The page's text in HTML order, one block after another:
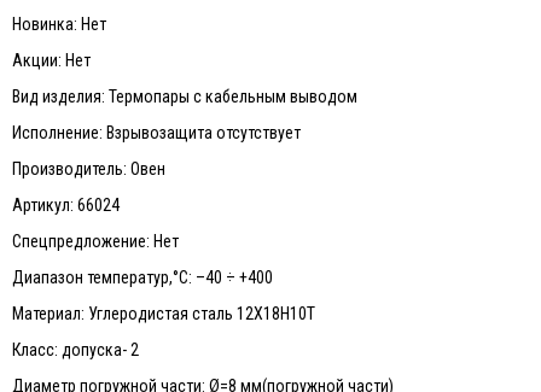
Новинка: Нет
Акции: Нет
Вид изделия: Термопары с кабельным выводом
Исполнение: Взрывозащита отсутствует
Производитель: Овен
Артикул: 66024
Спецпредложение: Нет
Диапазон температур,°С: –40 ÷ +400
Материал: Углеродистая сталь 12Х18Н10Т
Класс: допуска- 2
Диаметр погружной части: Ø=8 мм(погружной части)